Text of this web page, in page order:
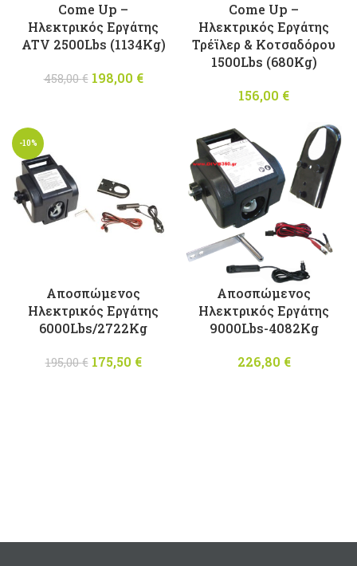
Come Up –
Ηλεκτρικός Εργάτης
ATV 2500Lbs (1134Kg)
458,00€
Original
198,00 €
198,00 €.
Come Up –
Ηλεκτρικός Εργάτης
Τρέϊλερ & Κοτσαδόρου
1500Lbs (680Kg)
156,00 €
-10%
Αποσπώμενος
Ηλεκτρικός Εργάτης
6000Lbs/2722Kg
195,00€
Original
175,50 €
Αποσπώμενος
Ηλεκτρικός Εργάτης
9000Lbs-4082Kg
226,80 €